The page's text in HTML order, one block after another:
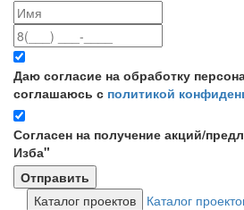
Даю согласие на обработку
соглашаюсь с политикой
Согласен на получение акций/
Изба"
Каталог проектов
Каталог